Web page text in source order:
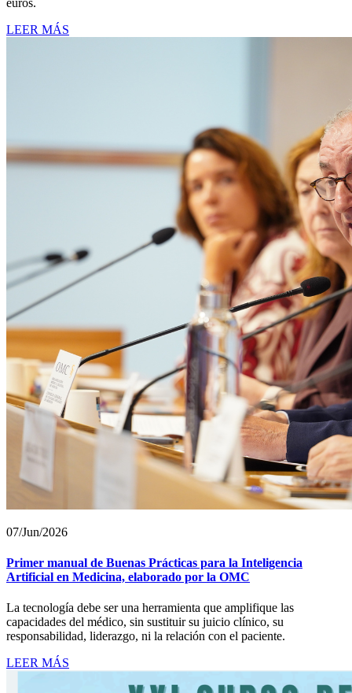
LEER MÁS
07/Jun/2026
Primer manual de Buenas Prácticas para la Inteligencia
Artificial en Medicina, elaborado por la OMC
La tecnología debe ser una herramienta que amplifique las
capacidades del médico, sin sustituir su juicio clínico, su
responsabilidad, liderazgo, ni la relación con el paciente.
LEER MÁS